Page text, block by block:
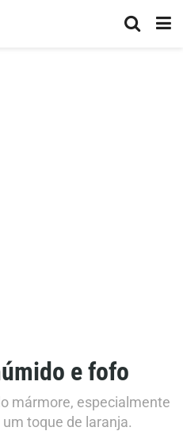
e fofo
mármore, especialmente
toque de laranja.